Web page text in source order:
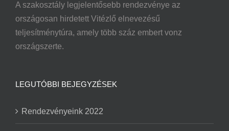
A szakosztály legjelentősebb rendezvénye az
országosan hirdetett Vitézlő elnevezésű
teljesítménytúra, amely több száz embert vonz
országszerte.
LEGUTÓBBI BEJEGYZÉSEK
Rendezvényeink 2022